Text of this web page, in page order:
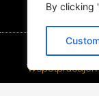
By clicking